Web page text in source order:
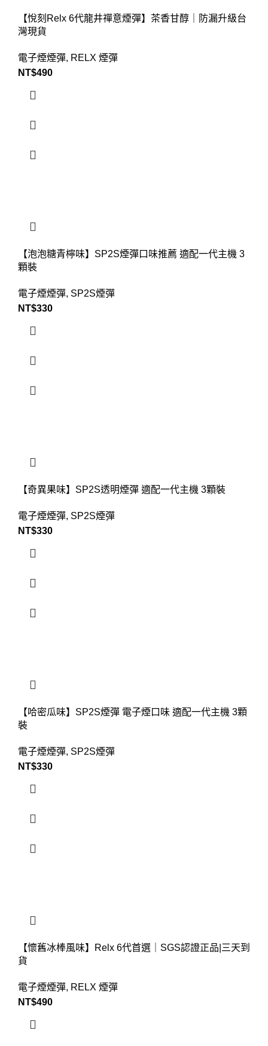
【悅刻Relx 6代龍井禪意煙彈】茶香甘醇｜防漏升級台
灣現貨
電子煙煙彈, RELX 煙彈
NT$490
【泡泡糖青檸味】SP2S煙彈口味推薦 適配一代主機 3
顆裝
電子煙煙彈, SP2S煙彈
NT$330
【奇異果味】SP2S透明煙彈 適配一代主機 3顆裝
電子煙煙彈, SP2S煙彈
NT$330
【哈密瓜味】SP2S煙彈 電子煙口味 適配一代主機 3顆
裝
電子煙煙彈, SP2S煙彈
NT$330
【懷舊冰棒風味】Relx 6代首選｜SGS認證正品|三天到
貨
電子煙煙彈, RELX 煙彈
NT$490